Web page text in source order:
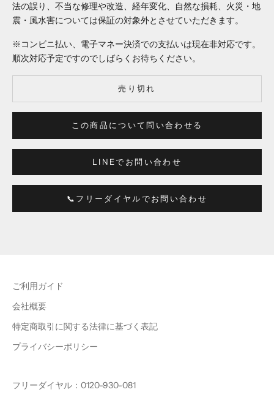
法の誤り、不当な修理や改造、経年変化、自然な損耗、火災・地
震・風水害については保証の対象外とさせていただきます。
※コンビニ払い、電子マネー決済での支払いは現在非対応です。
順次対応予定ですのでしばらくお待ちください。
売り切れ
この商品について問い合わせる
LINEでお問い合わせ
📞フリーダイヤルでお問い合わせ
ご利用ガイド
会社概要
特定商取引に関する法律に基づく表記
プライバシーポリシー
フリーダイヤル：0120-930-081